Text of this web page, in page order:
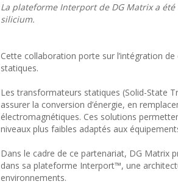
La plateforme Interport de DG Matrix a
silicium.
Cette collaboration porte sur l’intégration
statiques.
Les transformateurs statiques (Solid-State
assurer la conversion d’énergie, en
électromagnétiques. Ces solutions
niveaux plus faibles adaptés aux
Dans le cadre de ce partenariat, DG Matrix
dans sa plateforme Interport™, une
environnements.